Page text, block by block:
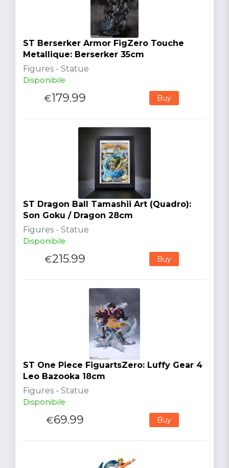
ST Berserker Armor FigZero Touche
Metallique: Berserker 35cm
Figures - Statue
Disponibile
€179.99 Buy
ST Dragon Ball Tamashii Art (Quadro):
Son Goku / Dragon 28cm
Figures - Statue
Disponibile
€215.99 Buy
ST One Piece FiguartsZero: Luffy Gear 4
Leo Bazooka 18cm
Figures - Statue
Disponibile
€69.99 Buy